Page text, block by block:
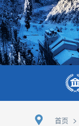
首页 >